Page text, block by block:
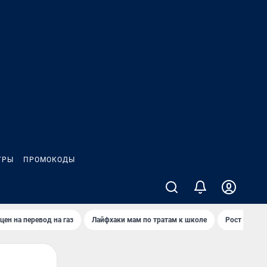
ПРОМОКОДЫ
на перевод на газ Лайфхаки мам по тратам к школе Рост цен на